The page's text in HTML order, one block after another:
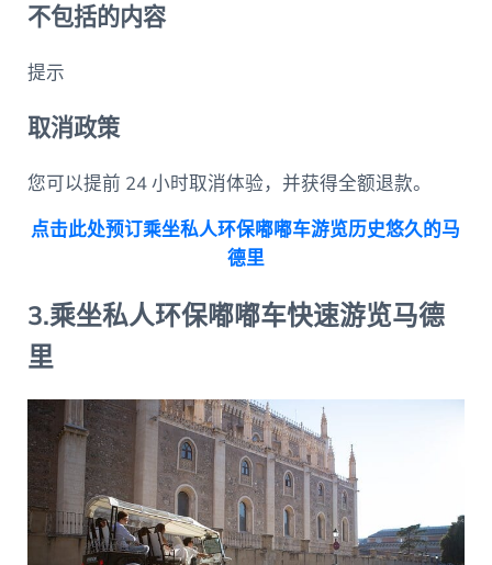
不包括的内容
提示
取消政策
您可以提前 24 小时取消体验，并获得全额退款。
点击此处预订乘坐私人环保嘟嘟车游览历史悠久的马
德里
3.乘坐私人环保嘟嘟车快速游览马德
里